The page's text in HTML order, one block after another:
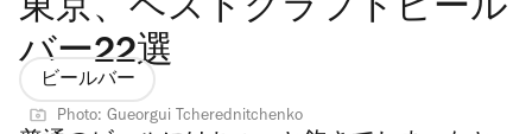
東京、ベストクラフトビール
バー22選
ビールバー
Photo: Gueorgui Tcherednitchenko